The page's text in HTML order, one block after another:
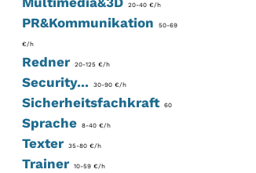
20-40 €/h
PR&Kommunikation 50-69
€/h
Redner 20-125 €/h
Security...30-90 €/h
Sicherheitsfachkraft60
Sprache8-40 €/h
Texter 35-80 €/h
Trainer 10-59 €/h